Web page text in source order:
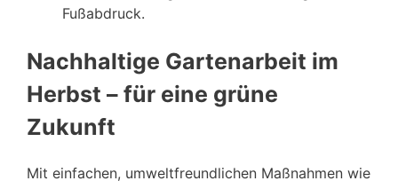
Fußabdruck.
Nachhaltige Gartenarbeit im
Herbst – für eine grüne
Zukunft
Mit einfachen, umweltfreundlichen Maßnahmen wie